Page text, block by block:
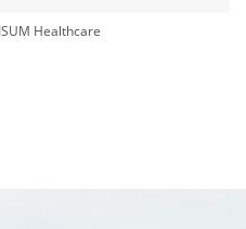
Healthcare